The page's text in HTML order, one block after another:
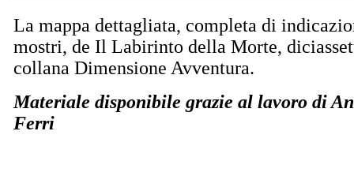
La mappa dettagliata, completa di
mostri, de Il Labirinto della Morte,
collana Dimensione Avventura.
Materiale disponibile grazie al lavoro di
Ferri